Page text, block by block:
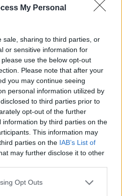
My Personal
sale, sharing to third parties, or
or sensitive information for
use the below opt-out
Please note that after your
you may continue seeing
personal information utilized by
to third parties prior to
opt-out of the further
by third parties on the
This information may
parties on the IAB’s List of
may further disclose it to other
app uses one or more Google
Opt Outs
a verset Napóleon írta,
eredetiben sem, így
lehet megérteni, mi is a
az ember, akkor rájön,
strapálnia magát.
hogy Napóleon nem az
az
saját tolla által), hanem a
Huberty, aki Didót énekelte
füle hallatára. Nem
gondolnánk, nem Purcellt,
címszerepét. Ez volt
legnagyobb sikere
uralkodó is látta, XVI.